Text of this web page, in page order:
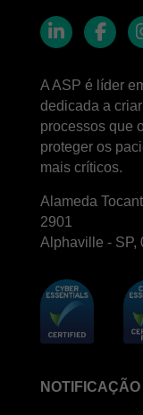
A ASP é líder
dedicada a
processos que
proteger os
mais críticos.
Alameda
2901
Alphaville - SP,